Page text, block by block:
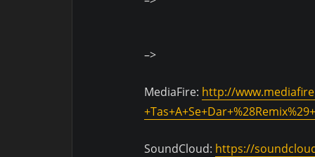
–>
MediaFire: http://
SoundCloud: https://